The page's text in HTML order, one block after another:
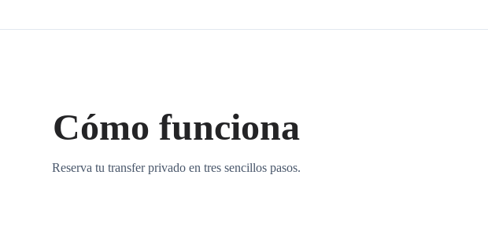
Cómo funciona
Reserva tu transfer privado en tres sencillos pasos.